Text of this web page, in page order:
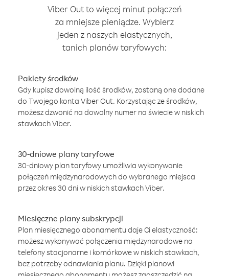
Viber Out to więcej minut połączeń
za mniejsze pieniądze. Wybierz
jeden z naszych elastycznych,
tanich planów taryfowych:
Pakiety środków
Gdy kupisz dowolną ilość środków, zostaną one dodane
do Twojego konta Viber Out. Korzystając ze środków,
możesz dzwonić na dowolny numer na świecie w niskich
stawkach Viber.
30-dniowe plany taryfowe
30-dniowy plan taryfowy umożliwia wykonywanie
połączeń międzynarodowych do wybranego miejsca
przez okres 30 dni w niskich stawkach Viber.
Miesięczne plany subskrypcji
Plan miesięcznego abonamentu daje Ci elastyczność:
możesz wykonywać połączenia międzynarodowe na
telefony stacjonarne i komórkowe w niskich stawkach,
bez potrzeby odnawiania planu. Dzięki planowi